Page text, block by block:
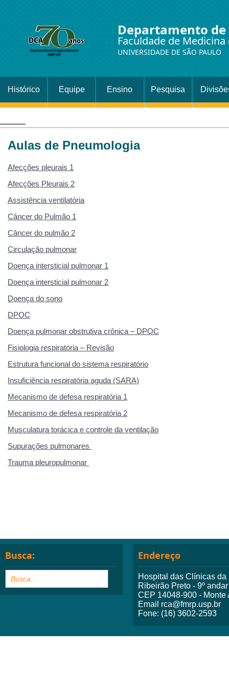
Departamento
Faculdade de
UNIVERSIDADE DE SÃO PAULO
Histórico Equipe Ensino Pesquisa
Aulas de Pneumologia
Afecções pleurais 1
Afecções Pleurais 2
Assistência ventilatória
Câncer do Pulmão 1
Câncer do pulmão 2
Circulação pulmonar
Doença intersticial pulmonar 1
Doença intersticial pulmonar 2
Doença do sono
DPOC
Doença pulmonar obstrutiva crônica – DPOC
Fisiologia respiratória – Revisão
Estrutura funcional do sistema respiratório
Insuficiência respiratória aguda (SARA)
Mecanismo de defesa respiratória 1
Mecanismo de defesa respiratória 2
Musculatura torácica e controle da ventilação
Supurações pulmonares
Trauma pleuropulmonar
Busca: Endereço
Hospital das Clínicas
Ribeirão Preto - 9º andar
CEP 14048-900 -
Email rca@fmrp.usp.br
Fone: (16) 3602-2593